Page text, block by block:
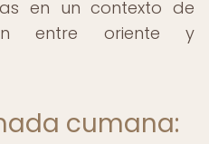
en un contexto de
entre oriente y
cumana: